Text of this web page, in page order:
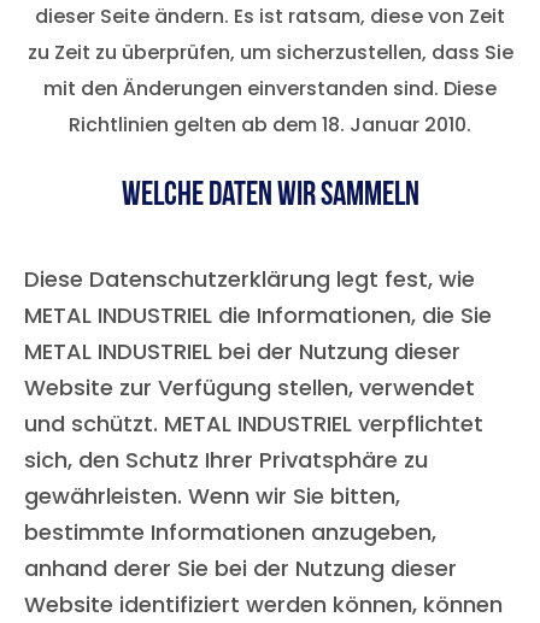
dieser Seite ändern. Es ist ratsam, diese von Zeit
zu Zeit zu überprüfen, um sicherzustellen, dass Sie
mit den Änderungen einverstanden sind. Diese
Richtlinien gelten ab dem 18. Januar 2010.
Welche Daten wir sammeln
Diese Datenschutzerklärung legt fest, wie
METAL INDUSTRIEL die Informationen, die Sie
METAL INDUSTRIEL bei der Nutzung dieser
Website zur Verfügung stellen, verwendet
und schützt. METAL INDUSTRIEL verpflichtet
sich, den Schutz Ihrer Privatsphäre zu
gewährleisten. Wenn wir Sie bitten,
bestimmte Informationen anzugeben,
anhand derer Sie bei der Nutzung dieser
Website identifiziert werden können, können